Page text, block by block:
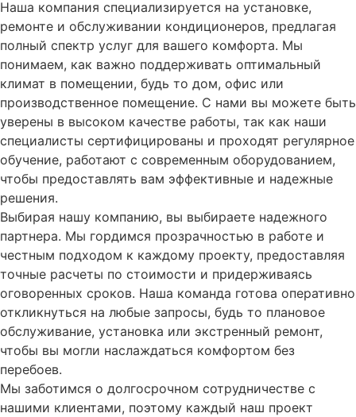
Наша компания специализируется на установке,
ремонте и обслуживании кондиционеров, предлагая
полный спектр услуг для вашего комфорта. Мы
понимаем, как важно поддерживать оптимальный
климат в помещении, будь то дом, офис или
производственное помещение. С нами вы можете быть
уверены в высоком качестве работы, так как наши
специалисты сертифицированы и проходят регулярное
обучение, работают с современным оборудованием,
чтобы предоставлять вам эффективные и надежные
решения.
Выбирая нашу компанию, вы выбираете надежного
партнера. Мы гордимся прозрачностью в работе и
честным подходом к каждому проекту, предоставляя
точные расчеты по стоимости и придерживаясь
оговоренных сроков. Наша команда готова оперативно
откликнуться на любые запросы, будь то плановое
обслуживание, установка или экстренный ремонт,
чтобы вы могли наслаждаться комфортом без
перебоев.
Мы заботимся о долгосрочном сотрудничестве с
нашими клиентами, поэтому каждый наш проект